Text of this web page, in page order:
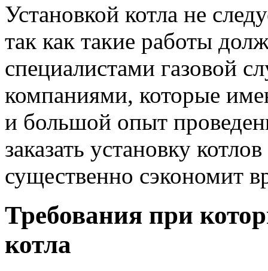
Установкой котла не
так как такие работы
специалистами газовой
компаниями, которые
и большой опыт
заказать установку
существенно сэкономит
Требования при
котла